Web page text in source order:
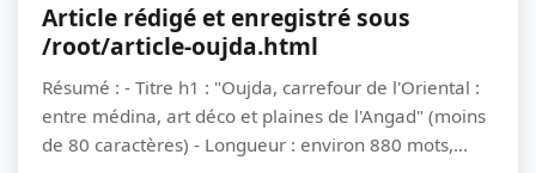
Article rédigé et enregistré sous
/root/article-oujda.html
Résumé : - Titre h1 : "Oujda, carrefour de l'Oriental :
entre médina, art déco et plaines de l'Angad" (moins
de 80 caractères) - Longueur : environ 880 mots,...